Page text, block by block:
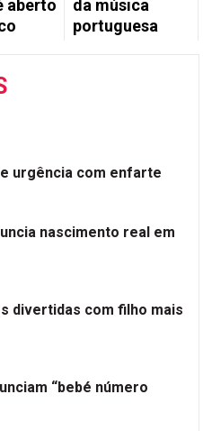
aberto
da música
portuguesa
urgência com enfarte
nascimento real em
divertidas com filho mais
“bebé número